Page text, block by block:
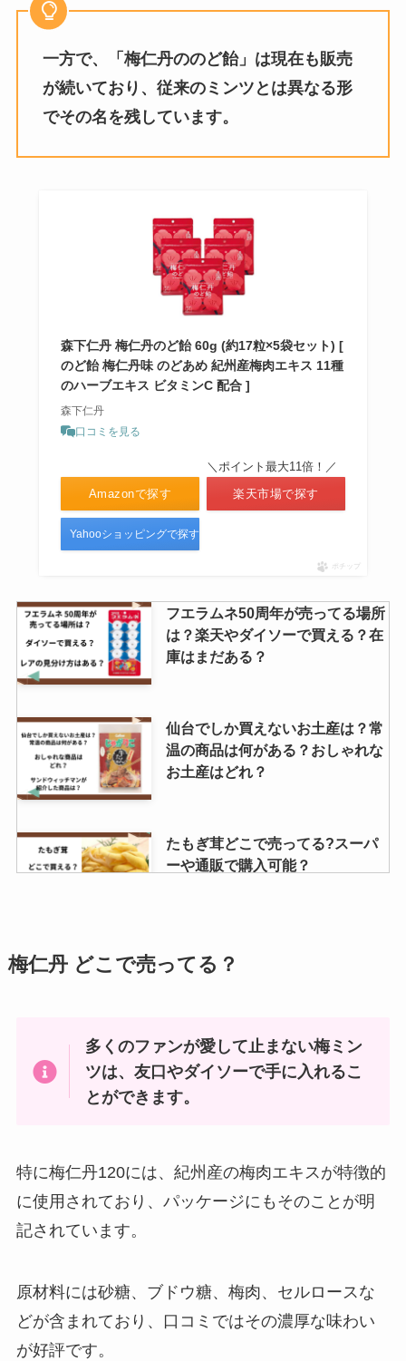
一方で、「梅仁丹ののど飴」は現在も販売
が続いており、従来のミンツとは異なる形
でその名を残しています。
森下仁丹 梅仁丹のど飴 60g (約17粒×5袋セット) [
のど飴 梅仁丹味 のどあめ 紀州産梅肉エキス 11種
のハーブエキス ビタミンC 配合 ]
森下仁丹
口コミを見る
Amazonで探す
＼ポイント最大11倍！／
楽天市場で探す
Yahooショッピングで探す
ポチップ
フエラムネ50周年が売ってる場所
は？楽天やダイソーで買える？在
庫はまだある？
仙台でしか買えないお土産は？常
温の商品は何がある？おしゃれな
お土産はどれ？
たもぎ茸どこで売ってる?スーパ
ーや通販で購入可能？
徳用チョコはどこに売ってる？販
辛味チキンサイゼリヤの通販での
取扱いは？どこで買える？
ルディで買える？定価や口コミを
粉雪のど飴はどこに売ってる？種
類は何がある？
梅仁丹 どこで売ってる？
多くのファンが愛して止まない梅ミン
ツは、友口やダイソーで手に入れるこ
とができます。
特に梅仁丹120には、紀州産の梅肉エキスが特徴的
に使用されており、パッケージにもそのことが明
記されています。
原材料には砂糖、ブドウ糖、梅肉、セルロースな
どが含まれており、口コミではその濃厚な味わい
が好評です。